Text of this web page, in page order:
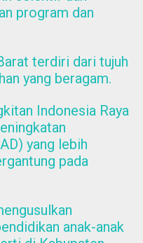
program dan
terdiri dari tujuh
yang beragam.
Indonesia Raya
yang lebih
pada
anak-anak